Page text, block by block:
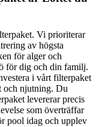
Vi prioriterar
av högsta
för alger och
för dig och din familj.
i vårt filterpaket
och njutning. Du
levererar precis
som överträffar
pool idag och upplev